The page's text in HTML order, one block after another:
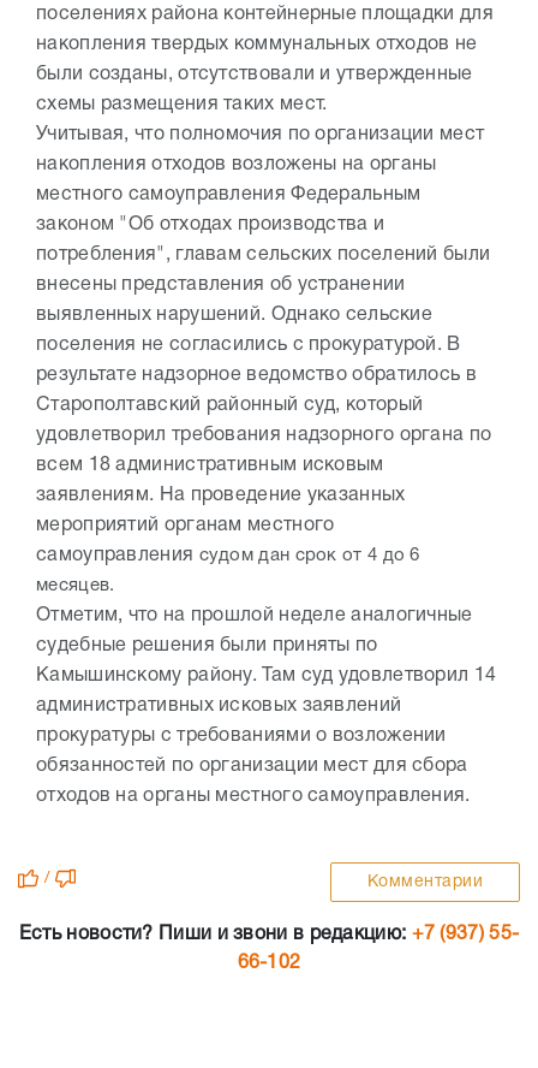
поселениях района контейнерные площадки для
накопления твердых коммунальных отходов не
были созданы, отсутствовали и утвержденные
схемы размещения таких мест.
Учитывая, что полномочия по организации мест
накопления отходов возложены на органы
местного самоуправления Федеральным
законом "Об отходах производства и
потребления", главам сельских поселений были
внесены представления об устранении
выявленных нарушений. Однако сельские
поселения не согласились с прокуратурой. В
результате надзорное ведомство обратилось в
Старополтавский районный суд, который
удовлетворил требования надзорного органа по
всем 18 административным исковым
заявлениям. На проведение указанных
мероприятий органам местного
самоуправления судом дан срок от 4 до 6
месяцев.
Отметим, что на прошлой неделе аналогичные
судебные решения были приняты по
Камышинскому району. Там суд удовлетворил 14
административных исковых заявлений
прокуратуры с требованиями о возложении
обязанностей по организации мест для сбора
отходов на органы местного самоуправления.
/ Комментарии
Есть новости? Пиши и звони в редакцию: +7 (937) 55-
66-102